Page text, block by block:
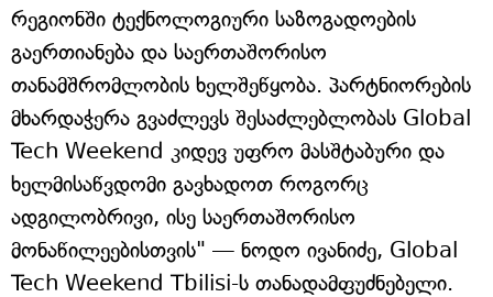
რეგიონში ტექნოლოგიური საზოგადოების
გაერთიანება და საერთაშორისო
თანამშრომლობის ხელშეწყობა. პარტნიორების
მხარდაჭერა გვაძლევს შესაძლებლობას Global
Tech Weekend კიდევ უფრო მასშტაბური და
ხელმისაწვდომი გავხადოთ როგორც
ადგილობრივი, ისე საერთაშორისო
მონაწილეებისთვის" — ნოდო ივანიძე, Global
Tech Weekend Tbilisi-ს თანადამფუძნებელი.